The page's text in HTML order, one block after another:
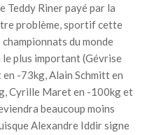
Teddy Riner payé par la
problème, sportif cette
du monde
le plus important (Gévrise
-73kg, Alain Schmitt en
Cyrille Maret en -100kg et
beaucoup moins
Alexandre Iddir signe